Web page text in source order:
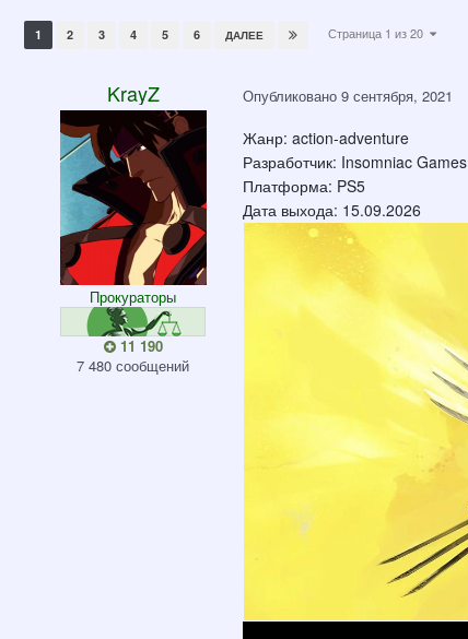
1 2 3 4 5 6 ДАЛЕЕ Страница 1 из 20
KrayZ
Прокураторы
11 190
7 480 сообщений
Опубликовано 9 сентября, 2021
Жанр: action-adventure
Разработчик: Insomniac Games
Платформа: PS5
Дата выхода: 15.09.2026